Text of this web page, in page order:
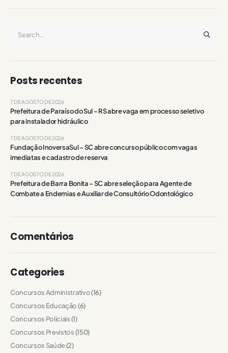
Posts recentes
Prefeitura de Paraíso do Sul – RS abre vaga em processo seletivo
para instalador hidráulico
7 DE AGOSTO DE 2026
Fundação InoversaSul – SC abre concurso público com vagas
imediatas e cadastro de reserva
7 DE AGOSTO DE 2026
Prefeitura de Barra Bonita – SC abre seleção para Agente de
Combate a Endemias e Auxiliar de Consultório Odontológico
7 DE AGOSTO DE 2026
Comentários
Categories
Concursos Administrativo(16)
Concursos Educação(6)
Concursos Policiais(1)
Concursos Previstos(150)
Concursos Saúde(2)